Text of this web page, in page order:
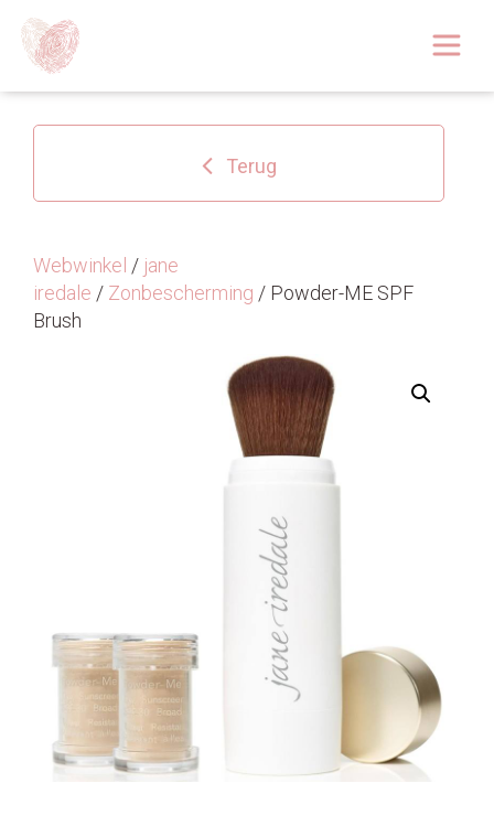
Over
Huidoplossingen
Tarieven 2026
Blog
Webshop
Contact
Terug
Webwinkel / jane
iredale / Zonbescherming / Powder-ME SPF
Brush